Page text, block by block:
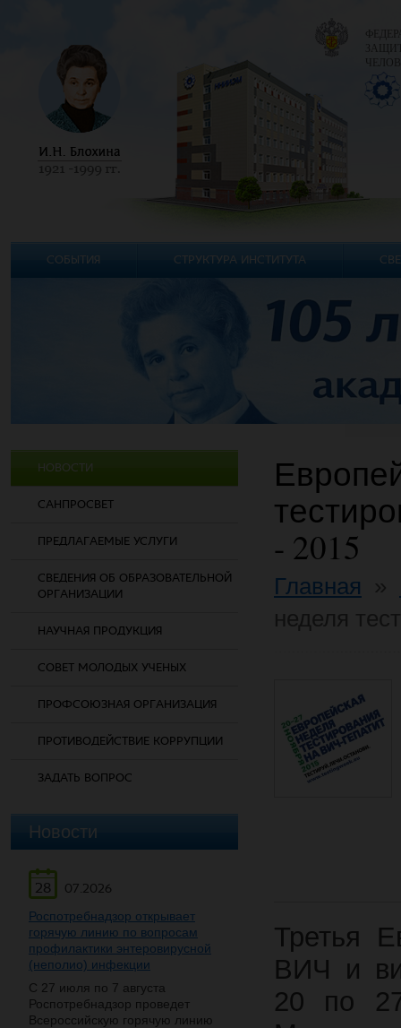
НОВОСТИ
САНПРОСВЕТ
ПРЕДЛАГАЕМЫЕ УСЛУГИ
СВЕДЕНИЯ ОБ ОБРАЗОВАТЕЛЬНОЙ
ОРГАНИЗАЦИИ
НАУЧНАЯ ПРОДУКЦИЯ
СОВЕТ МОЛОДЫХ УЧЕНЫХ
ПРОФСОЮЗНАЯ ОРГАНИЗАЦИЯ
ПРОТИВОДЕЙСТВИЕ КОРРУПЦИИ
ЗАДАТЬ ВОПРОС
Новости
28
07.2026
Роспотребнадзор открывает
горячую линию по вопросам
профилактики энтеровирусной
(неполио) инфекции
С 27 июля по 7 августа
Роспотребнадзор проведет
Всероссийскую горячую линию
- 2015
Главная
Третья
ВИЧ и
20 по
СОБЫТИЯ СТРУКТУРА ИНСТИТУТА